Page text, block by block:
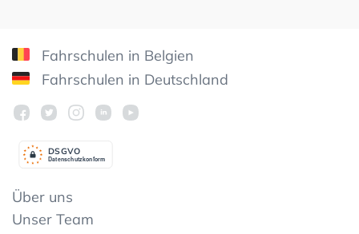
Fahrschulen in Belgien
Fahrschulen in Deutschland
Datenschutzkonform
DSGVO
Über uns
Unser Team